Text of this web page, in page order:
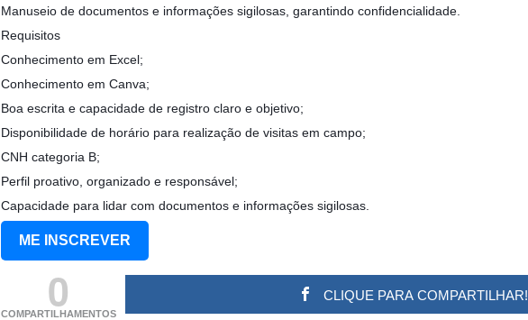
Manuseio de documentos e informações sigilosas, garantindo confidencialidade.
Requisitos
Conhecimento em Excel;
Conhecimento em Canva;
Boa escrita e capacidade de registro claro e objetivo;
Disponibilidade de horário para realização de visitas em campo;
CNH categoria B;
Perfil proativo, organizado e responsável;
Capacidade para lidar com documentos e informações sigilosas.
ME INSCREVER
0
COMPARTILHAMENTOS
CLIQUE PARA COMPARTILHAR!